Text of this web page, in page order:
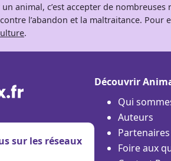
animal, c’est accepter de
l’abandon et la maltraitance.
.
sur les réseaux
Découvrir
Qui
Auteurs
Partenaires
Foire aux